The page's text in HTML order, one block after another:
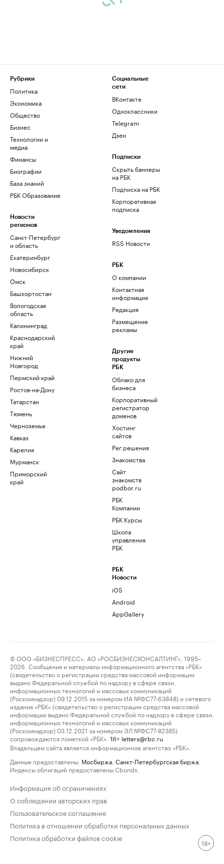
Рубрики
Политика
Экономика
Общество
Бизнес
Технологии и
медиа
Финансы
Биографии
База знаний
РБК Образование
Новости
регионов
Санкт-Петербург
и область
Екатеринбург
Новосибирск
Омск
Башкортостан
Вологодская
область
Калининград
Краснодарский
край
Нижний
Новгород
Пермский край
Ростов-на-Дону
Татарстан
Тюмень
Черноземье
Кавказ
Карелия
Мурманск
Приморский
край
Социальные
сети
ВКонтакте
Одноклассники
Telegram
Дзен
Подписки
Скрыть баннеры
на РБК
Подписка на РБК
Корпоративная
подписка
Уведомления
RSS Новости
РБК
О компании
Контактная
информация
Редакция
Размещение
рекламы
Другие
продукты
РБК
Облако для
бизнеса
Корпоративный
регистратор
доменов
Хостинг
сайтов
Рег.решения
Знакомства
Сайт
знакомств
podbor.ru
РБК
Компании
РБК Курсы
Школа
управления
РБК
РБК
Новости
iOS
Android
AppGallery
© ООО «БИЗНЕСПРЕСС», АО «РОСБИЗНЕСКОНСАЛТИНГ», 1995–
2026. Сообщения и материалы информационного агентства «РБК»
(свидетельство о регистрации средства массовой информации
выдано Федеральной службой по надзору в сфере связи,
информационных технологий и массовых коммуникаций
(Роскомнадзор) 09.12.2015 за номером ИА №ФС77-63848) и сетевого
издания «РБК» (свидетельство о регистрации средства массовой
информации выдано Федеральной службой по надзору в сфере связи,
информационных технологий и массовых коммуникаций
(Роскомнадзор) 03.12.2021 за номером ЭЛ №ФС77-82385)
сопровождаются пометкой «РБК».
18+ letters@rbc.ru
Владельцем сайта является информационное агентство «РБК».
Данные предоставлены: Мосбиржа Санкт-Петербургская биржа
Индексы облигаций предоставлены Cbonds.
Информация об ограничениях
О соблюдении авторских прав
Пользовательское соглашение
Политика в отношении обработки персональных данных
Политика обработки файлов cookie
18+